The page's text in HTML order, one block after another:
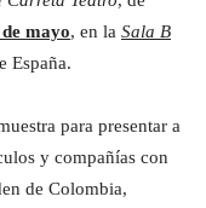
mayo, en la Sala B
España.
para presentar a
y compañías con
de Colombia,